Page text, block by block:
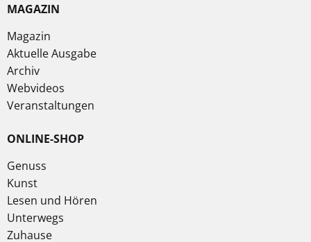
MAGAZIN
Magazin
Aktuelle Ausgabe
Archiv
Webvideos
Veranstaltungen
ONLINE-SHOP
Genuss
Kunst
Lesen und Hören
Unterwegs
Zuhause